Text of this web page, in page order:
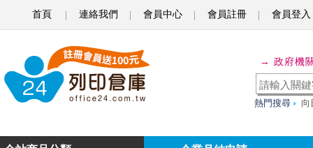
首頁 連絡我們 會員中心 會員註冊 會員登入
具
整
→ 政府機
熱門搜尋 向